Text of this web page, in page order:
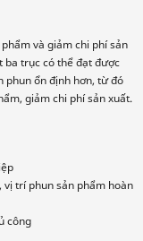
và giảm chi phí sản
ba trục có thể đạt được
phun ổn định hơn, từ đó
giảm chi phí sản xuất.
vị trí phun sản phẩm hoàn
công